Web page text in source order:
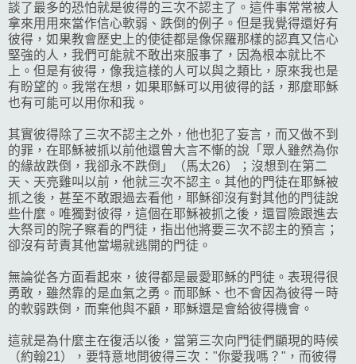
談了最多的恐怕就是彼得的三次不認主了。這件事常常被人
拿來用用來當作信心軟弱、跌倒的例子。但是我覺得還好有
彼得，如果教會歷史上的使徒都是像保羅那樣的認真又信心
堅強的人，我們可能就不敢出來服事了，因為根本就比不
上。但是有彼得，像我這樣的人可以與之類比，原來我也是
有盼望的。我常在想，如果耶穌可以用彼得的話，那麼耶穌
也有可能可以用你和我。
其實彼得除了三次不認主之外，他也犯了妄言，而又做不到
的罪，在耶穌被抓以前他還曾大言不慚的說「 眾人雖然為你
的緣故跌倒，我卻永不跌倒」（馬太26）；沒想到在第二
天、天亮雞叫以前，他就三次不認主。其他的門徒在耶穌被
抓之後，甚至不敢跟過去看他，耶穌卻沒有對其他的門徒說
些什麼。唯獨對彼得，這個在耶穌被抓之後，還冒險跟進去
大祭司的院子察看的門徒，指出他將要三次不認主的預言；
卻沒有苛責其他當場就逃開的門徒。
無論從各方面看起來，彼得都是最愛耶穌的門徒。表現得很
勇敢，雖然靠的是血氣之勇。而耶穌、也不會因為彼得ㄧ時
的軟弱跌倒，而棄他與不顧，耶穌還是會給彼得機會。
這就是為什麼主在復活以後，當第三次向門徒們顯現的時候
（約翰21），要特意地問彼得三次："你愛我嗎？"，而彼得